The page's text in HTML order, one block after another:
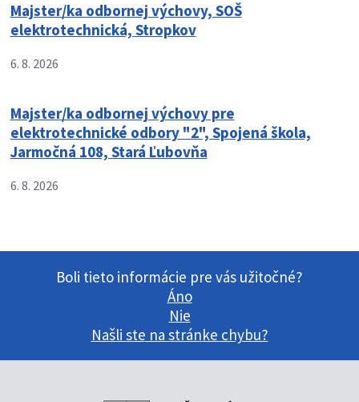
Majster/ka odbornej výchovy, SOŠ
elektrotechnická, Stropkov
6. 8. 2026
Majster/ka odbornej výchovy pre
elektrotechnické odbory "2", Spojená škola,
Jarmočná 108, Stará Ľubovňa
6. 8. 2026
Boli tieto informácie pre vás užitočné?
Áno
Nie
Našli ste na stránke chybu?